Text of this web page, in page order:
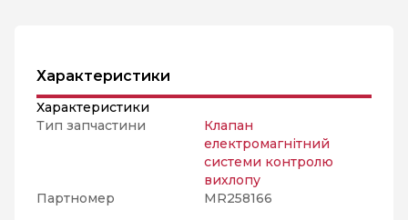
Характеристики
Характеристики
Тип запчастини
Клапан
електромагнітний
системи контролю
вихлопу
Партномер
MR258166